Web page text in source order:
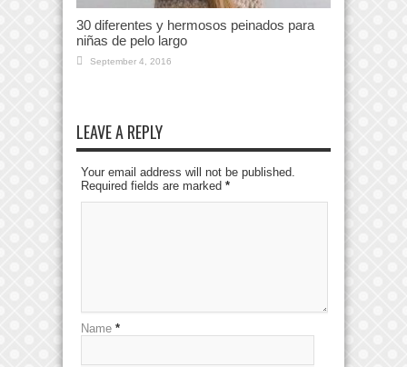
30 diferentes y hermosos peinados para
niñas de pelo largo
September 4, 2016
LEAVE A REPLY
Your email address will not be published.
Required fields are marked *
Name *